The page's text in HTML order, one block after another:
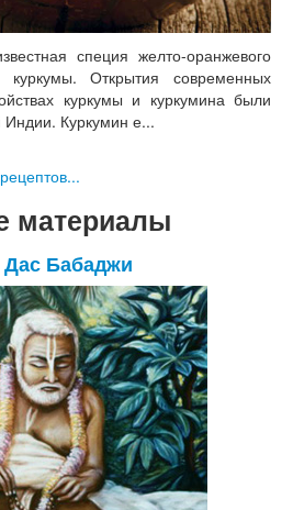
специя желто-оранжевого
Открытия современных
куркумы и куркумина были
Куркумин е...
материалы
Бабаджи